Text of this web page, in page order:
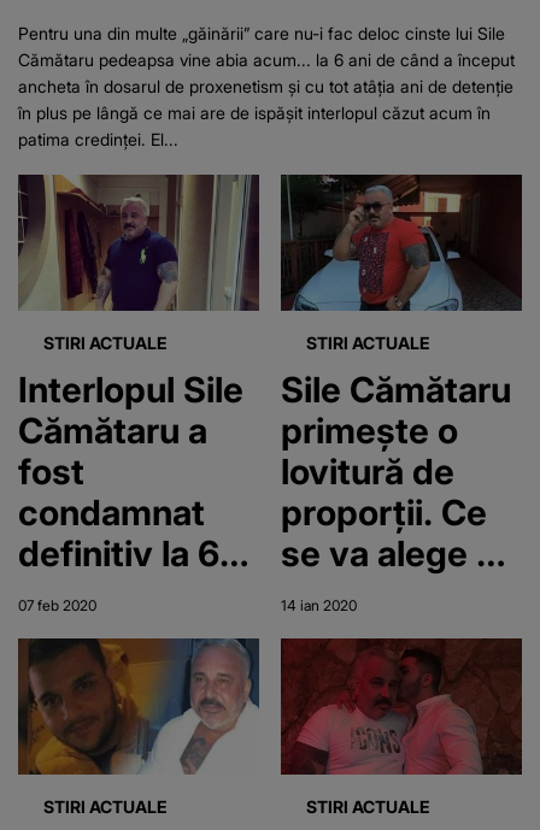
Pentru una din multe „găinării” care nu-i fac deloc cinste lui Sile
Cămătaru pedeapsa vine abia acum... la 6 ani de când a început
ancheta în dosarul de proxenetism și cu tot atâția ani de detenție
în plus pe lângă ce mai are de ispășit interlopul căzut acum în
patima credinței. El...
STIRI ACTUALE
Interlopul Sile
Cămătaru a
fost
condamnat
definitiv la 6
ani de
închisoare cu
executare
07 feb 2020
STIRI ACTUALE
Sile Cămătaru
primește o
lovitură de
proporții. Ce
se va alege de
fiul
interlopului
14 ian 2020
STIRI ACTUALE STIRI ACTUALE